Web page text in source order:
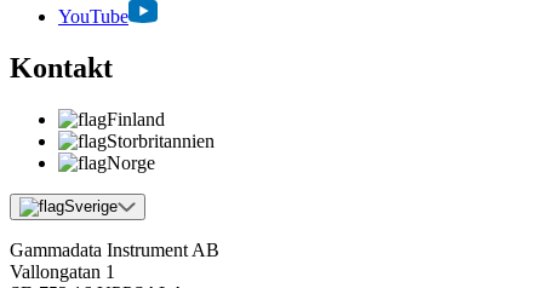
YouTube
Kontakt
Finland
Storbritannien
Norge
Sverige
Gammadata Instrument AB
Vallongatan 1